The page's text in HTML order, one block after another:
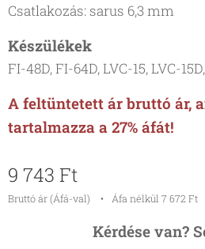
Csatlakozás: sarus 6,3 mm
Készülékek
FI-48D, FI-64D, LVC-15, LVC-
A feltüntetett ár bruttó ár,
tartalmazza a 27% áfát!
9 743 Ft
Bruttó ár (Áfá-val) Áfa nélkül 7 672 Ft
Kérdése van?